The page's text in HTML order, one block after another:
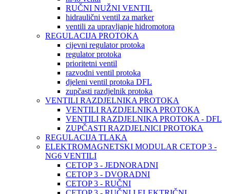
RUČNI NUŽNI VENTIL
hidraulični ventil za marker
ventili za upravljanje hidromotora
REGULACIJA PROTOKA
cijevni regulator protoka
regulator protoka
prioritetni ventil
razvodni ventil protoka
djeleni ventil protoka DFL
zupčasti razdjelnik protoka
VENTILI RAZDJELNIKA PROTOKA
VENTILI RAZDJELNIKA PROTOKA
VENTILI RAZDJELNIKA PROTOKA - DFL
ZUPČASTI RAZDJELNICI PROTOKA
REGULACIJA TLAKA
ELEKTROMAGNETSKI MODULAR CETOP 3 -
NG6 VENTILI
CETOP 3 - JEDNORADNI
CETOP 3 - DVORADNI
CETOP 3 - RUČNI